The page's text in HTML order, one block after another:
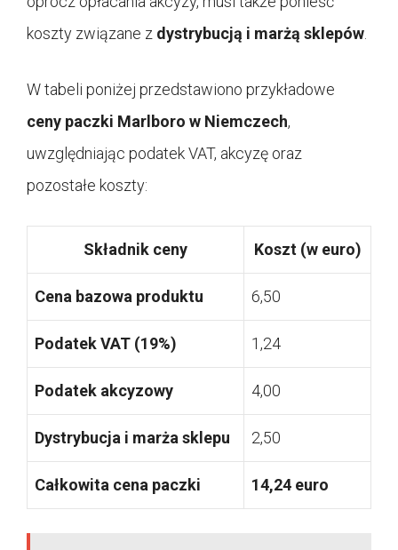
koszty związane z dystrybucją i marżą sklepów
W tabeli poniżej przedstawiono przykładowe
ceny paczki Marlboro w Niemczech,
uwzględniając podatek VAT, akcyzę oraz
pozostałe koszty:
Składnik ceny Koszt (w euro)
Cena bazowa produktu 6,50
Podatek VAT (19%) 1,24
Podatek akcyzowy 4,00
Dystrybucja i marża sklepu 2,50
Całkowita cena paczki 14,24 euro